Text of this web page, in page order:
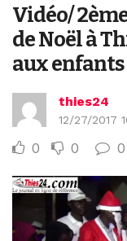
Vidéo/
de Noël à
aux enfants
thies24
12/27/2017
0 0 0